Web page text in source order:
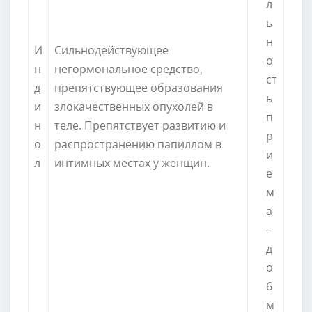
И
н
д
и
н
о
л
Сильнодействующее
негормональное средство,
препятствующее образования
злокачественных опухолей в
теле. Препятствует развитию и
распространению папиллом в
интимных местах у женщин.
л
ь
н
о
ст
ь
п
р
и
е
м
а
–
д
о
6
м